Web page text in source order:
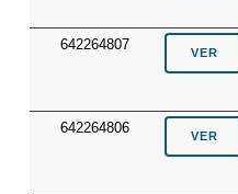
642264807
642264806